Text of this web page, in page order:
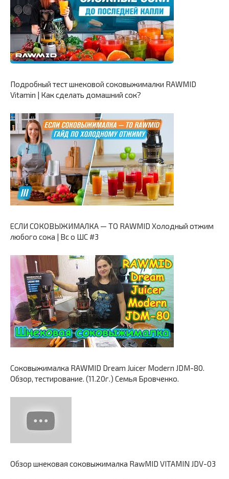
Подробный тест шнековой соковыжималки RAWMID
Vitamin | Как сделать домашний сок?
ЕСЛИ СОКОВЫЖИМАЛКА — ТО RAWMID Холодный отжим
любого сока | Вс о ШС #3
Соковыжималка RAWMID Dream Juicer Modern JDM-80.
Обзор, тестирование. (11.20г.) Семья Бровченко.
Обзор шнековая соковыжималка RawMID VITAMIN JDV-03